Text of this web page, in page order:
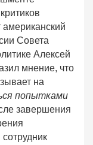
американский
Совета
Алексей
мнение, что
на
попытками
завершения